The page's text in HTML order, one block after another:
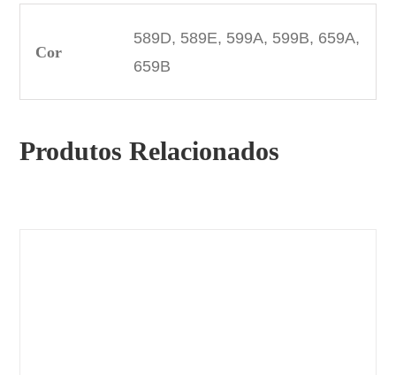
Cor
589D, 589E, 599A, 599B, 659A,
659B
Produtos Relacionados